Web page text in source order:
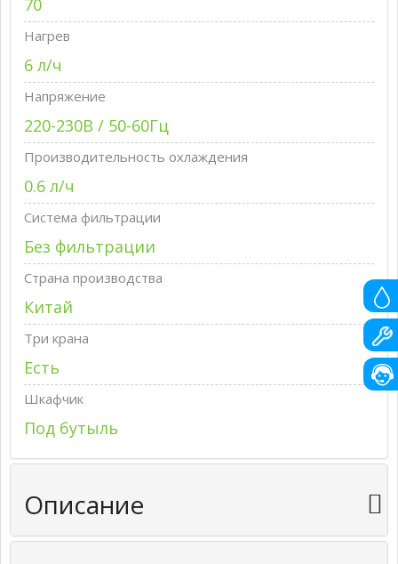
70
Нагрев
6 л/ч
Напряжение
220-230В / 50-60Гц
Производительность охлаждения
0.6 л/ч
Система фильтрации
Без фильтрации
Страна производства
Китай
Три крана
Есть
Шкафчик
Под бутыль
Описание